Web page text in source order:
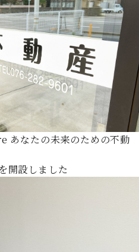
あなたの未来のための不動
開設しました